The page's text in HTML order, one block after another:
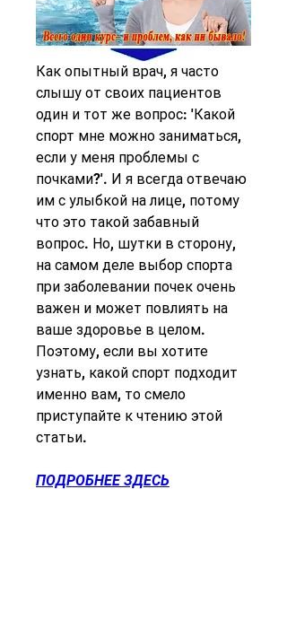
Как опытный врач, я часто
слышу от своих пациентов
один и тот же вопрос: 'Какой
спорт мне можно заниматься,
если у меня проблемы с
почками?'. И я всегда отвечаю
им с улыбкой на лице, потому
что это такой забавный
вопрос. Но, шутки в сторону,
на самом деле выбор спорта
при заболевании почек очень
важен и может повлиять на
ваше здоровье в целом.
Поэтому, если вы хотите
узнать, какой спорт подходит
именно вам, то смело
приступайте к чтению этой
статьи.
ПОДРОБНЕЕ ЗДЕСЬ